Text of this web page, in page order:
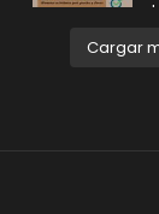
Cargar